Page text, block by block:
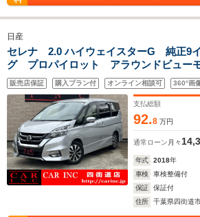
日産
セレナ 2.0 ハイウェイスターG 純正9
グ プロパイロット アラウンドビュー
アシスト 両側オートスライドドア エマ
キ スマートルームミラー LEDヘッド
カバー
販売店保証 購入プラン付 オンライン相談可 360°画
支払総額
92.8 万円
通常ローン 月々
年式 2018年
車検
車検整備付
保証
保証付
住所
千葉県四街道